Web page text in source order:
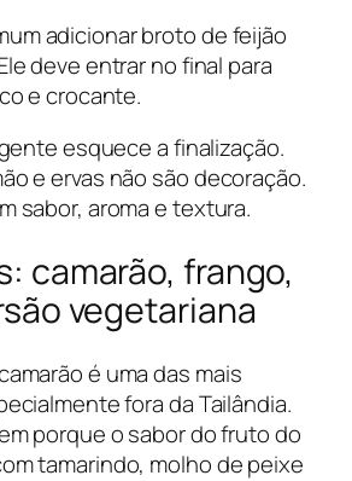
adicionar broto de feijão
deve entrar no final para
e crocante.
esquece a finalização.
e ervas não são decoração.
sabor, aroma e textura.
camarão, frango,
vegetariana
é uma das mais
fora da Tailândia.
porque o sabor do fruto do
tamarindo, molho de peixe